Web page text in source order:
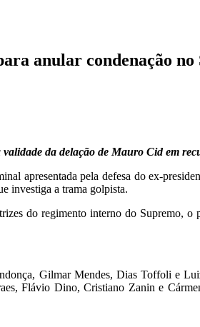
anular condenação no
da delação de Mauro Cid em
apresentada pela defesa do ex-
investiga a trama golpista.
do regimento interno do Supremo,
Gilmar Mendes, Dias Toffoli e
Flávio Dino, Cristiano Zanin e